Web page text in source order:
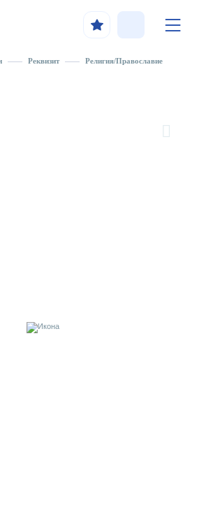
Реквизит Религия/Православие